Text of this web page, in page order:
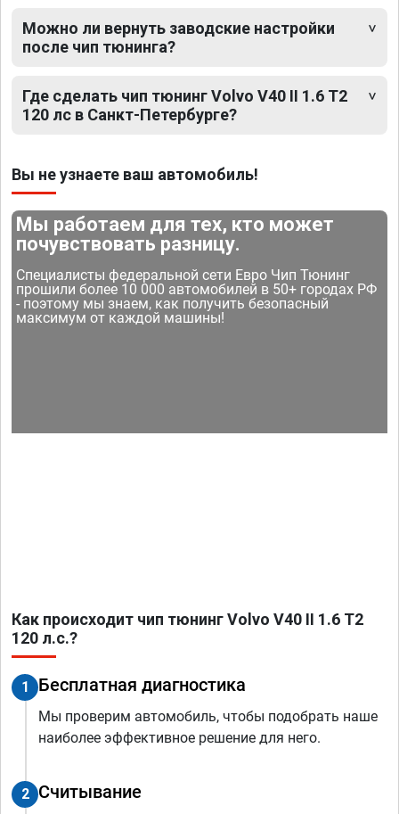
Можно ли вернуть заводские настройки
после чип тюнинга?
Где сделать чип тюнинг Volvo V40 II 1.6 T2
120 лс в Санкт-Петербурге?
Вы не узнаете ваш автомобиль!
Мы работаем для тех, кто может
почувствовать разницу.
Специалисты федеральной сети Евро Чип Тюнинг
прошили более 10 000 автомобилей в 50+ городах РФ
- поэтому мы знаем, как получить безопасный
максимум от каждой машины!
Как происходит чип тюнинг Volvo V40 II 1.6 T2
120 л.с.?
1 Бесплатная диагностика
Мы проверим автомобиль, чтобы подобрать наше
наиболее эффективное решение для него.
2 Считывание